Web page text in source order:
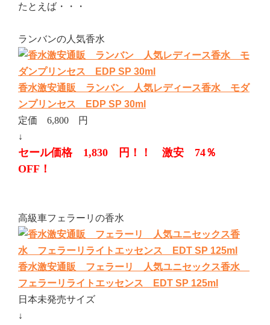
たとえば・・・
ランバンの人気香水
香水激安通販 ランバン 人気レディース香水 モダ
ンプリンセス EDP SP 30ml
定価 6,800 円
↓
セール価格 1,830 円！！ 激安 74％
OFF！
高級車フェラーリの香水
香水激安通販 フェラーリ 人気ユニセックス香水
フェラーリライトエッセンス EDT SP 125ml
日本未発売サイズ
↓